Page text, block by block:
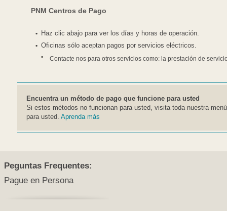
PNM Centros de Pago
Haz clic abajo para ver los días y horas de operación.
Oficinas sólo aceptan pagos por servicios eléctricos.
Contacte nos para otros servicios como: la prestación de
Encuentra un método de pago que funcione para usted
Si estos métodos no funcionan para usted, visita toda nuestra
para usted. Aprenda más
Peguntas Frequentes:
Pague en Persona